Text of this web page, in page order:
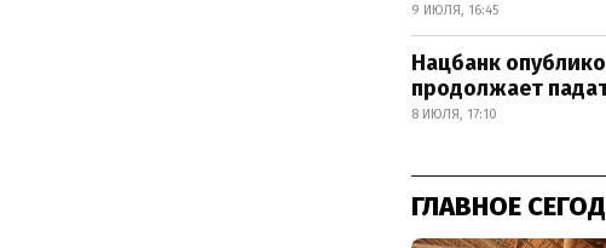
9 ИЮЛЯ, 16:45
Нацбанк
продолжает
8 ИЮЛЯ, 17:10
ГЛАВНОЕ